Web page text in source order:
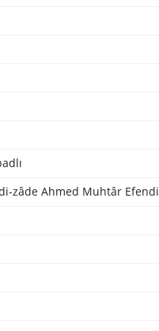
zâde Ahmed Muhtâr Efendi